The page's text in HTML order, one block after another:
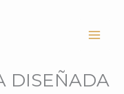
DISEÑADA